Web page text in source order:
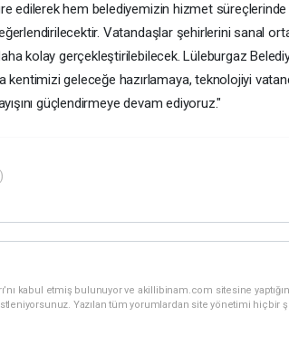
edilerek hem belediyemizin hizmet süreçlerinde
Vatandaşlar şehirlerini sanal
kolay gerçekleştirilebilecek. Lüleburgaz
geleceğe hazırlamaya, teknolojiyi
güçlendirmeye devam ediyoruz."
kabul etmiş bulunuyor ve akillibinam.com sitesine
Yazılan tüm yorumlardan site yönetimi hiçbir